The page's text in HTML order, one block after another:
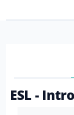
Panneau
ESL -